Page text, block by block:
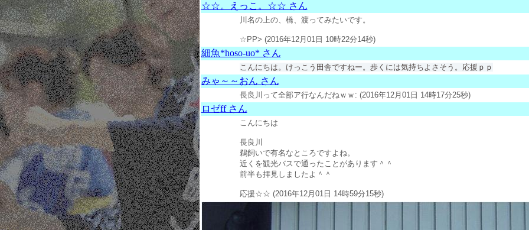
☆☆。えっこ。☆☆ さん
川名の上の、橋、渡ってみたいです。
☆PP> (2016年12月01日 10時22分14秒)
細魚*hoso-uo* さん
こんにちは。けっこう田舎ですねー。歩くには気持ちよさそう。応援ｐｐ
みゃ～～おん さん
長良川って全部ア行なんだねｗｗ : (2016年12月01日 14時17分25秒)
ロゼff さん
こんにちは
長良川
鵜飼いで有名なところですよね。
近くを観光バスで通ったことがあります＾＾
前半も拝見しましたよ＾＾
応援☆☆ (2016年12月01日 14時59分15秒)